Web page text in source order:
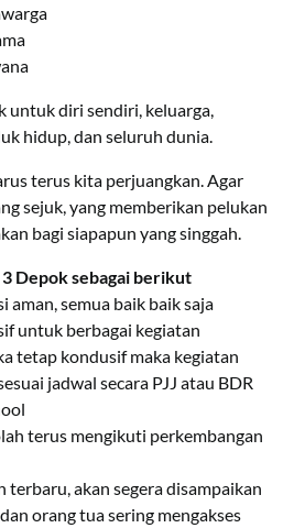
untuk diri sendiri, keluarga,
hidup, dan seluruh dunia.
terus kita perjuangkan. Agar
sejuk, yang memberikan pelukan
bagi siapapun yang singgah.
Depok sebagai berikut
aman, semua baik baik saja
untuk berbagai kegiatan
tetap kondusif maka kegiatan
jadwal secara PJJ atau BDR
terus mengikuti perkembangan
terbaru, akan segera disampaikan
orang tua sering mengakses